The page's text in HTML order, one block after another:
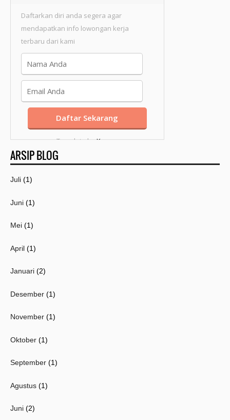
Daftarkan diri anda segera agar
mendapatkan info lowongan kerja
terbaru dari kami
Template byKang
Mousir
ARSIP BLOG
Juli (1)
Juni (1)
Mei (1)
April (1)
Januari (2)
Desember (1)
November (1)
Oktober (1)
September (1)
Agustus (1)
Juni (2)